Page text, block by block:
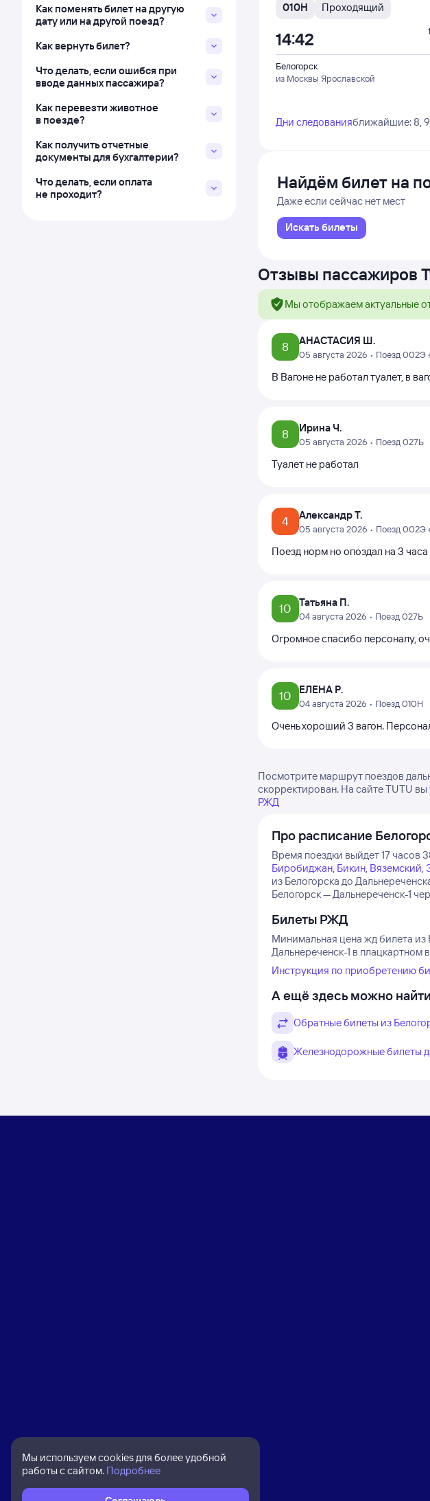
Как поменять билет на другую
дату или на другой поезд?
Как вернуть билет?
Что делать, если ошибся при
вводе данных пассажира?
Как перевезти животное
в поезде?
Как получить отчетные
документы для бухгалтерии?
Что делать, если оплата
не проходит?
010Н Проходящий
Белогорск
из Москвы Ярославской
14:42
Дни следованияближайшие: 8, 9,
Найдём билет на
Даже если сейчас нет мест
Искать билеты
Отзывы пассажиров
Мы отображаем актуальные
8 АНАСТАСИЯ Ш.
05 августа 2026 • Поезд 002Э
В Вагоне не работал туалет, в
8 Ирина Ч.
05 августа 2026 • Поезд 027Ь
Туалет не работал
4 Александр Т.
05 августа 2026 • Поезд 002Э
Поезд норм но опоздал на 3 часа
10 Татьяна П.
04 августа 2026 • Поезд 027Ь
Огромное спасибо персоналу,
10 ЕЛЕНА Р.
04 августа 2026 • Поезд 010Н
Очень хороший 3 вагон.
Посмотрите маршрут поездов
скорректирован. На сайте TUTU
РЖД
Про расписание
Время поездки выйдет 17 часов
Биробиджан, Бикин, Вяземский,
из Белогорска до
Белогорск — Дальнереченск-1
Билеты РЖД
Минимальная цена жд билета из
Дальнереченск-1 в плацкартном
Инструкция по приобретению
А ещё здесь можно найти
Обратные билеты из
Железнодорожные билеты
Мы используем cookies для более удобной
работы с сайтом. Подробнее